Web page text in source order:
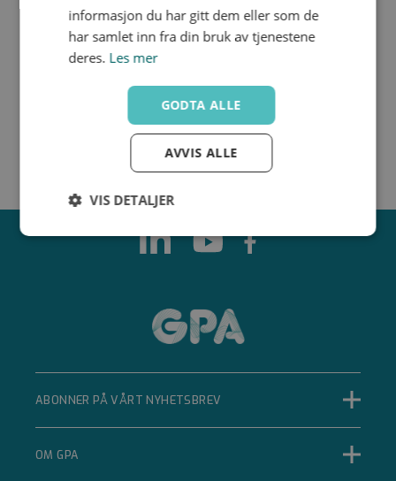
160
110
73
9.5
10
ABONNER PÅ VÅRT NYHETSBREV
OM GPA
informasjon du har gitt dem eller som de
har samlet inn fra din bruk av tjenestene
deres. Les mer
GODTA ALLE
AVVIS ALLE
VIS DETALJER
Strengt
nødvendig
Ytelse Målretting
Funksjonalitet Ugradert